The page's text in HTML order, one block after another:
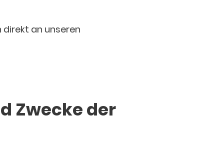
an unseren
Zwecke der